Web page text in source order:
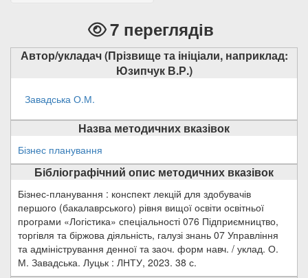
7 переглядів
Автор/укладач (Прізвище та ініціали, наприклад:
Юзипчук В.Р.)
Завадська О.М.
Назва методичних вказівок
Бізнес планування
Бібліографічний опис методичних вказівок
Бізнес-планування : конспект лекцій для здобувачів
першого (бакалаврського) рівня вищої освіти освітньої
програми «Логістика» спеціальності 076 Підприємництво,
торгівля та біржова діяльність, галузі знань 07 Управління
та адміністрування денної та заоч. форм навч. / уклад. О.
М. Завадська. Луцьк : ЛНТУ, 2023. 38 с.